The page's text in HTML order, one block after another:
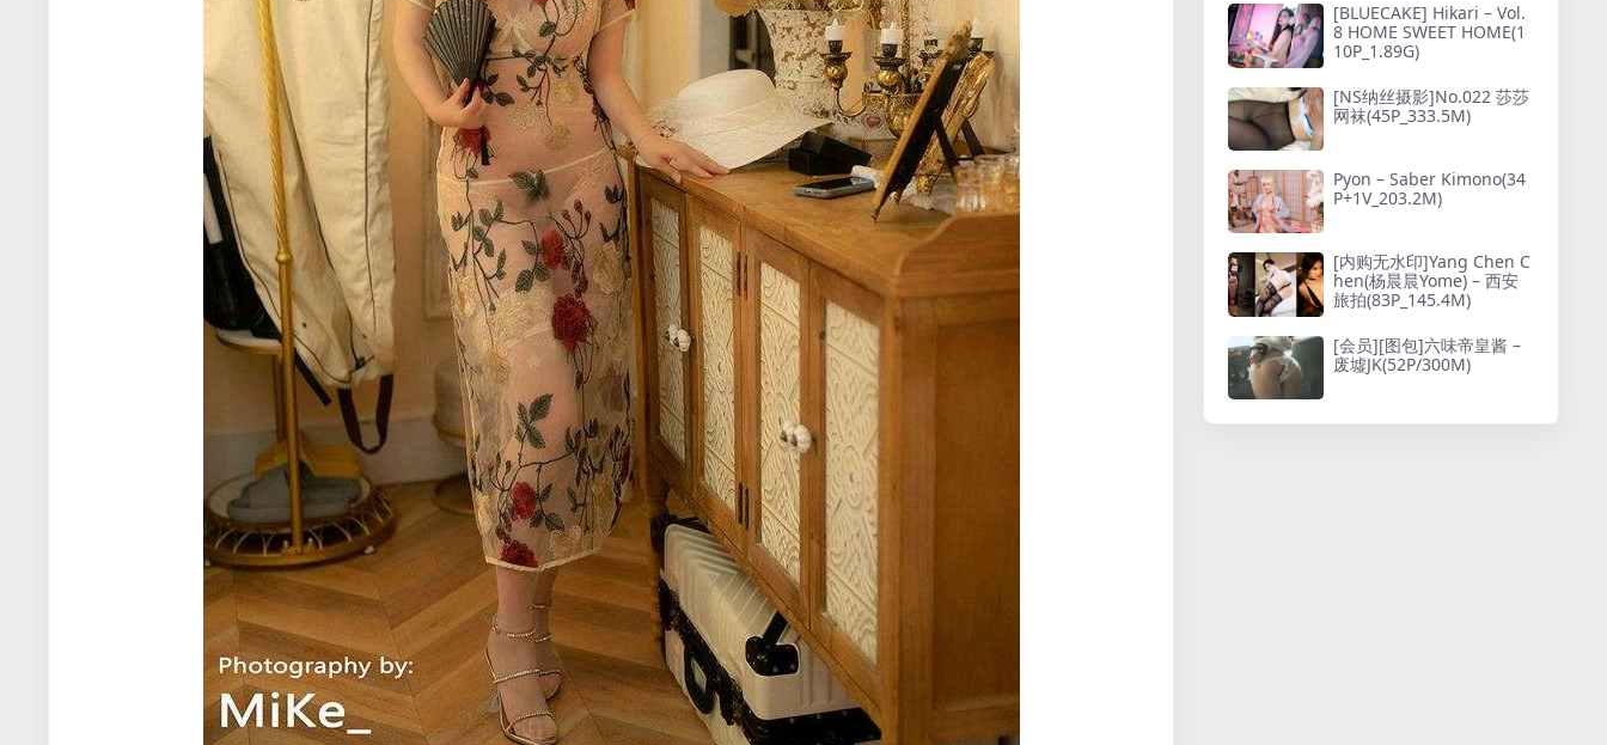
[BLUECAKE] Hikari – Vol.
8 HOME SWEET HOME(1
10P_1.89G)
[NS纳丝摄影]No.022 莎莎
网袜(45P_333.5M)
Pyon – Saber Kimono(34
P+1V_203.2M)
[内购无水印]Yang Chen C
hen(杨晨晨Yome) – 西安
旅拍(83P_145.4M)
[会员][图包]六味帝皇酱 –
废墟JK(52P/300M)